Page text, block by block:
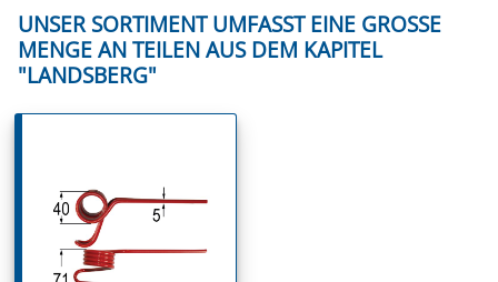
UNSER SORTIMENT UMFASST EINE GROSSE M
ENGE AN TEILEN AUS DEM KAPITEL "
LANDSBERG"